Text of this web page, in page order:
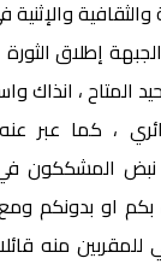
والثقافية
إطلاق الثورة
المتاح ، انذاك
، كما عبر
المشككون في
بكم او بدونكم
منه